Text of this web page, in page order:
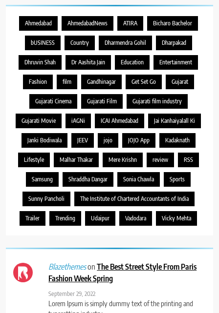
Ahmedabad AhmedabadNews ATIRA Bicharo Bachelor
bUSINESS Country Dharmendra Gohil Dharpakad
Dhruvin Shah Dr Aashita Jain Education Entertainment
Fashion film Gandhinagar Get Set Go Gujarat
Gujarati Cinema Gujarati Film Gujarati film industry
Gujarati Movie iAGNi ICAI Ahmedabad Jai Kanhaiyalall Ki
Janki Bodiwala JEEV jojo JOJO App Kadaknath
Lifestyle Malhar Thakar Mere Krishn review RSS
Samsung Shraddha Dangar Sonia Chawla Sports
Sunny Pancholi The Institute of Chartered Accountants of India
Trailer Trending Udaipur Vadodara Vicky Mehta
BlazethemesonThe Best Street Style From Paris
Fashion Week Spring
September 29, 2022
Lorem Ipsum is simply dummy text of the printing and